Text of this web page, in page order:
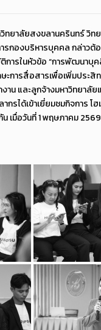
าลัยสงขลานครินทร์ วิท
รกองบริหารบุคคล กล่าว
ารในหัวข้อ “การพัฒนา
ารสื่อสารเพื่อเพิ่มประสิ
น และลูกจ้างมหาวิทยาลัย
รได้เข้าเยี่ยมชมกิจการ โ
เมื่อวันที่ 1 พฤษภาคม